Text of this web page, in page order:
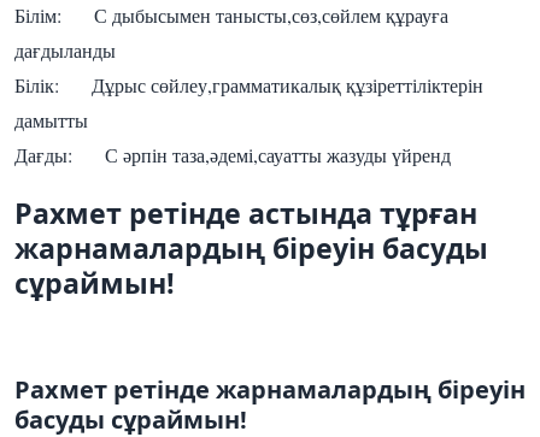
Білім: С дыбысымен танысты,сөз,сөйлем құрауға
дағдыланды
Білік: Дұрыс сөйлеу,грамматикалық құзіреттіліктерін
дамытты
Дағды: С әрпін таза,әдемі,сауатты жазуды үйренд
Рахмет ретінде астында тұрған
жарнамалардың біреуін басуды
сұраймын!
Рахмет ретінде жарнамалардың біреуін
басуды сұраймын!